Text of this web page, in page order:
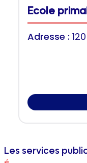
Ecole
Adresse :
Les services